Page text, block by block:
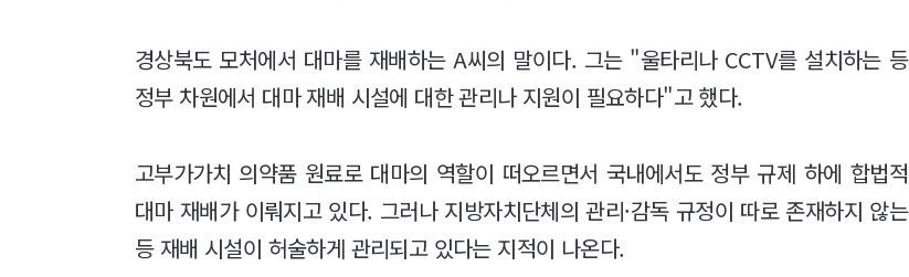
경상북도 모처에서 대마를 재배하는 A씨의 말이다. 그는 "울타리나 CCTV를 설치하는 등
정부 차원에서 대마 재배 시설에 대한 관리나 지원이 필요하다"고 했다.
고부가가치 의약품 원료로 대마의 역할이 떠오르면서 국내에서도 정부 규제 하에 합법적
대마 재배가 이뤄지고 있다. 그러나 지방자치단체의 관리·감독 규정이 따로 존재하지 않는
등 재배 시설이 허술하게 관리되고 있다는 지적이 나온다.